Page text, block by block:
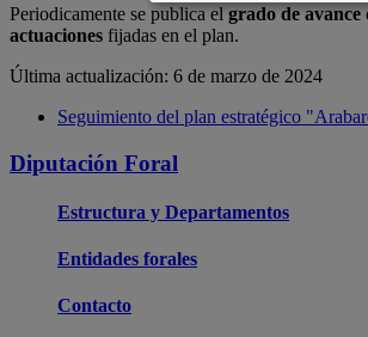
Periodicamente se publica elgrado de avance
actuaciones fijadas en el plan.
Última actualización: 6 de marzo de 2024
Seguimiento del plan estratégico
Diputación Foral
Estructura y Departamentos
Entidades forales
Contacto